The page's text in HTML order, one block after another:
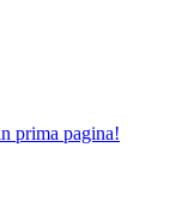
prima pagina!